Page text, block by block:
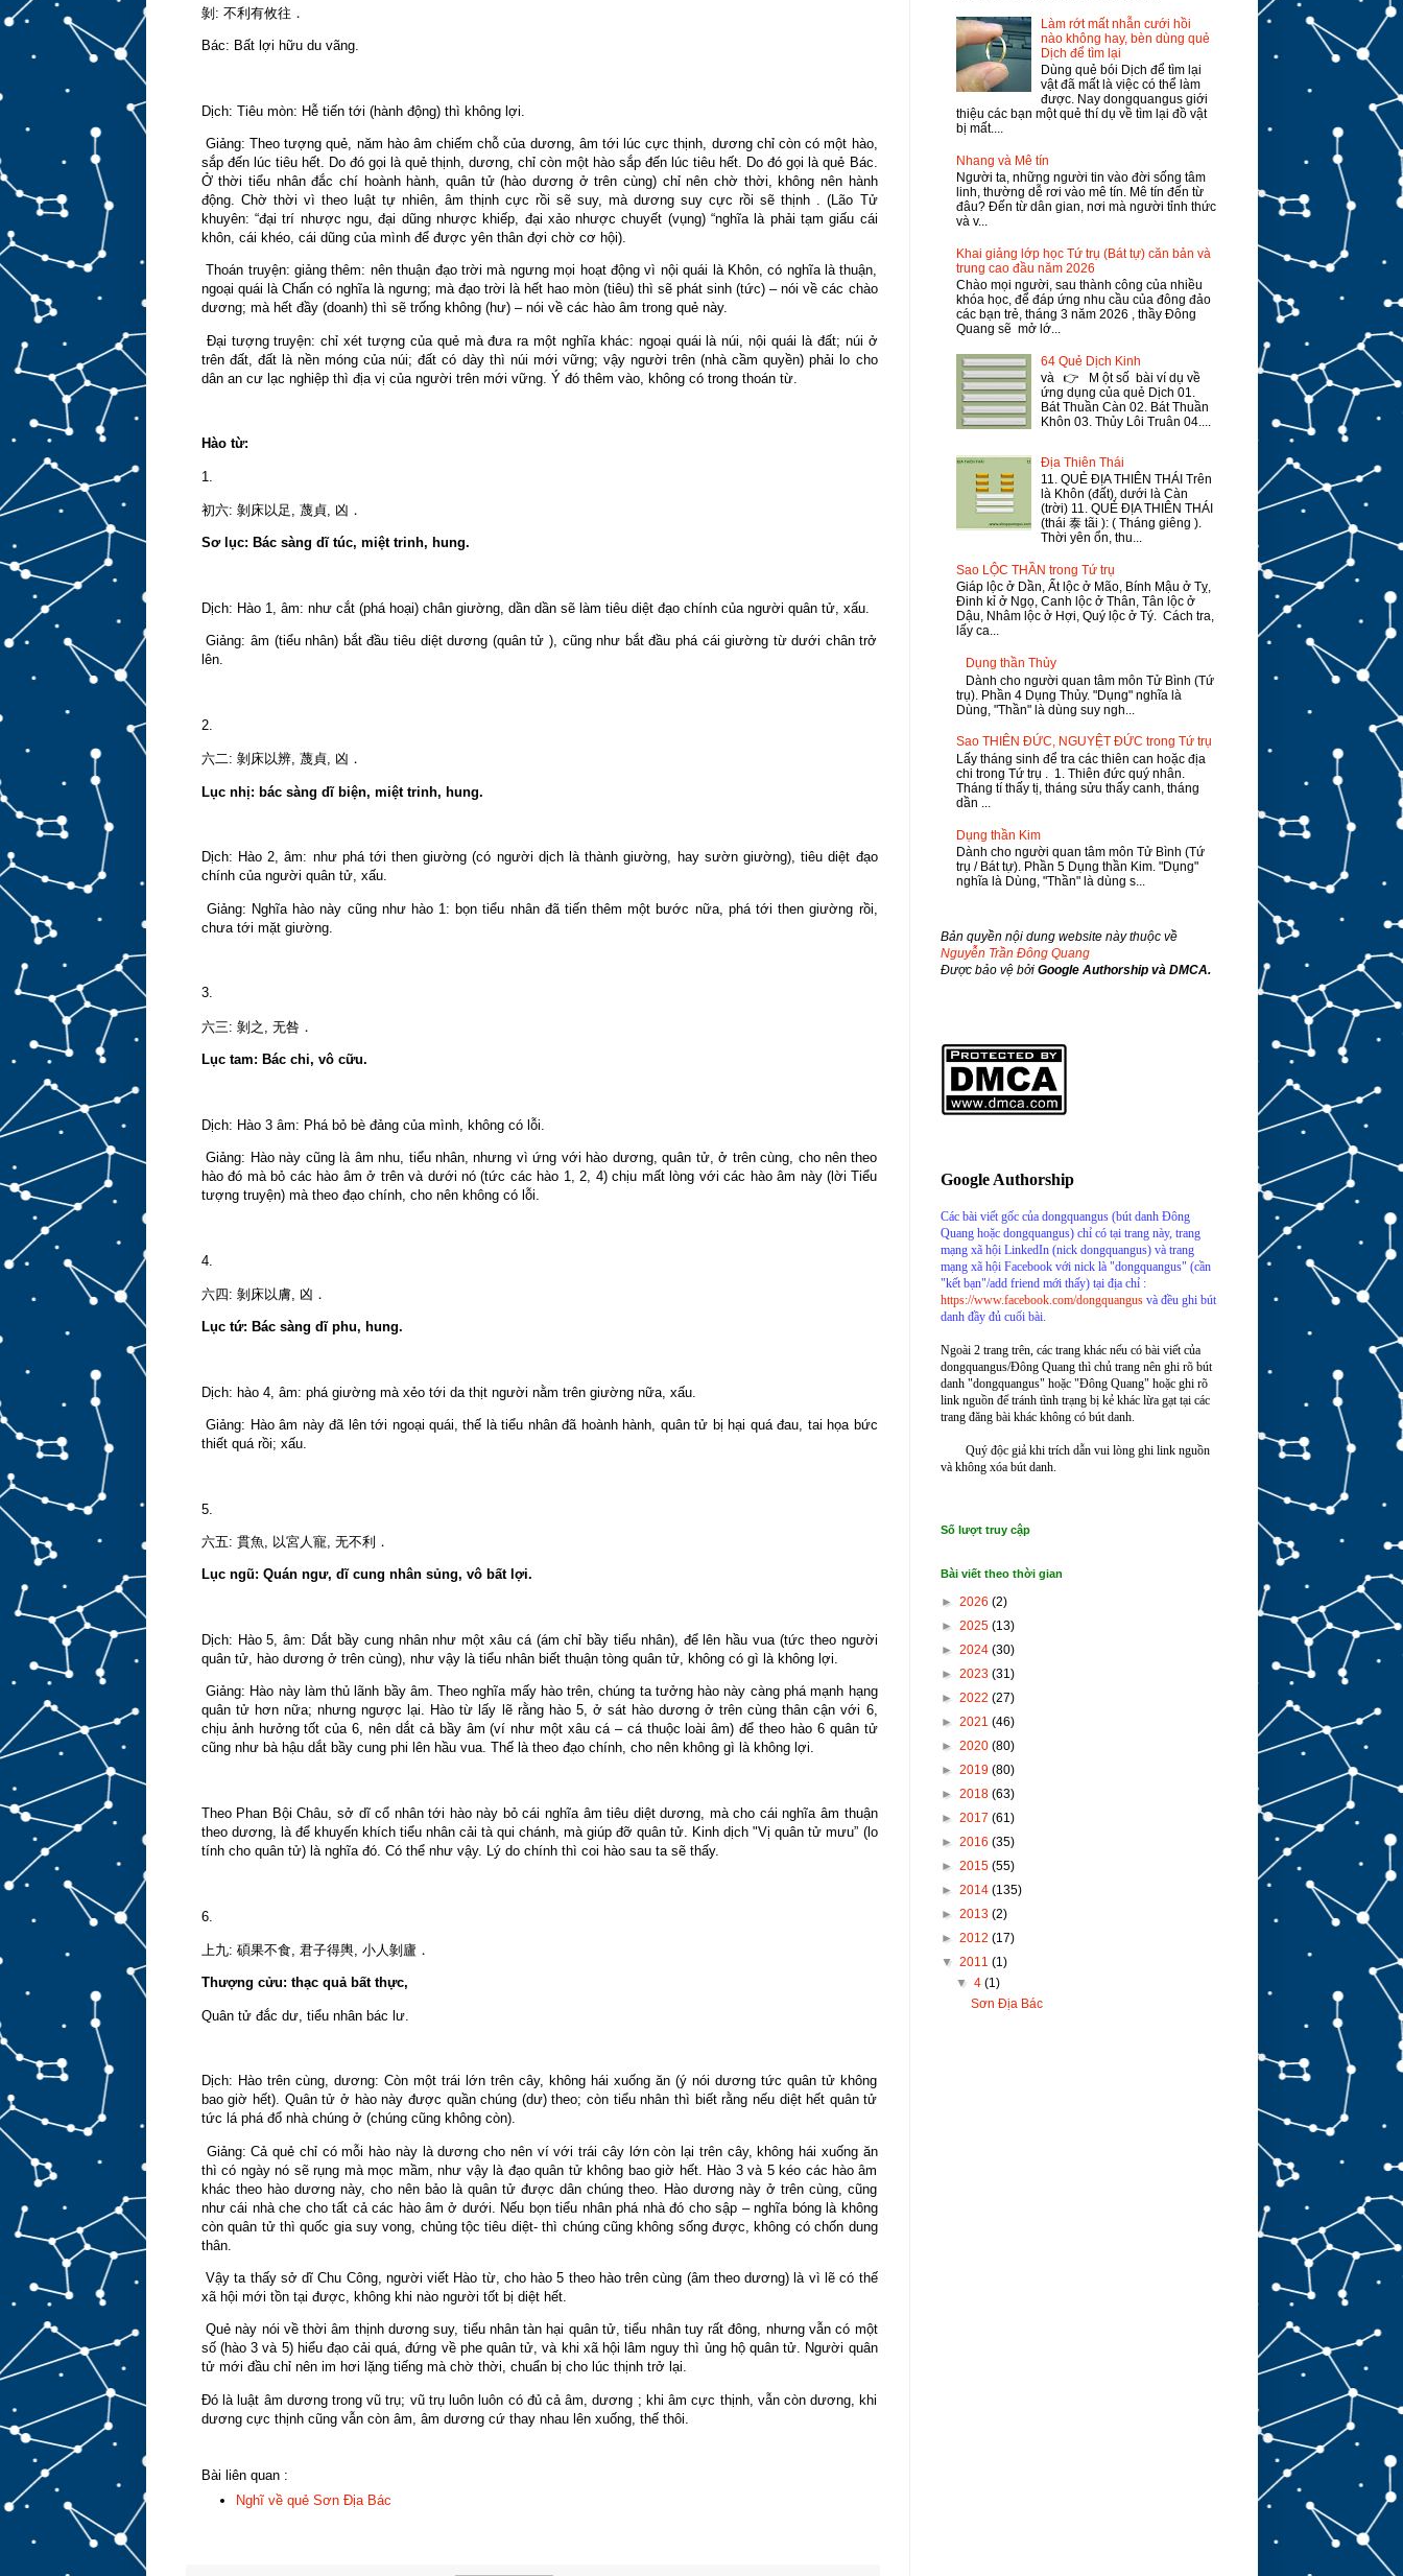
剝: 不利有攸往．
Bác: Bất lợi hữu du vãng.
Dịch: Tiêu mòn: Hễ tiến tới (hành động) thì không lợi.
Giảng: Theo tượng quẻ, năm hào âm chiếm chỗ của dương, âm tới lúc cực thịnh, dương chỉ còn có một hào,
sắp đến lúc tiêu hết. Do đó gọi là quẻ thịnh, dương, chỉ còn một hào sắp đến lúc tiêu hết. Do đó gọi là quẻ Bác.
Ở thời tiểu nhân đắc chí hoành hành, quân tử (hào dương ở trên cùng) chỉ nên chờ thời, không nên hành
động. Chờ thời vì theo luật tự nhiên, âm thịnh cực rồi sẽ suy, mà dương suy cực rồi sẽ thịnh . (Lão Tử
khuyên: “đại trí nhược ngu, đại dũng nhược khiếp, đại xảo nhược chuyết (vụng) “nghĩa là phải tạm giấu cái
khôn, cái khéo, cái dũng của mình để được yên thân đợi chờ cơ hội).
Thoán truyện: giảng thêm: nên thuận đạo trời mà ngưng mọi hoạt động vì nội quái là Khôn, có nghĩa là thuận,
ngoại quái là Chấn có nghĩa là ngưng; mà đạo trời là hết hao mòn (tiêu) thì sẽ phát sinh (tức) – nói về các chào
dương; mà hết đầy (doanh) thì sẽ trống không (hư) – nói về các hào âm trong quẻ này.
Đại tượng truyện: chỉ xét tượng của quẻ mà đưa ra một nghĩa khác: ngoại quái là núi, nội quái là đất; núi ở
trên đất, đất là nền móng của núi; đất có dày thì núi mới vững; vậy người trên (nhà cầm quyền) phải lo cho
dân an cư lạc nghiệp thì địa vị của người trên mới vững. Ý đó thêm vào, không có trong thoán từ.
Hào từ:
1.
初六: 剝床以足 蔑貞, 凶．
Sơ lục: Bác sàng dĩ túc, miệt trinh, hung.
Dịch: Hào 1, âm: như cắt (phá hoại) chân giường, dần dần sẽ làm tiêu diệt đạo chính của người quân tử, xấu.
Giảng: âm (tiểu nhân) bắt đầu tiêu diệt dương (quân tử ), cũng như bắt đầu phá cái giường từ dưới chân trở
lên.
2.
六二: 剝床以辨, 蔑貞, 凶．
Lục nhị: bác sàng dĩ biện, miệt trinh, hung.
Dịch: Hào 2, âm: như phá tới then giường (có người dịch là thành giường, hay sườn giường), tiêu diệt đạo
chính của người quân tử, xấu.
Giảng: Nghĩa hào này cũng như hào 1: bọn tiểu nhân đã tiến thêm một bước nữa, phá tới then giường rồi,
chưa tới mặt giường.
3.
六三: 剝之 无咎．
Lục tam: Bác chi, vô cữu.
Dịch: Hào 3 âm: Phá bỏ bè đảng của mình, không có lỗi.
Giảng: Hào này cũng là âm nhu, tiểu nhân, nhưng vì ứng với hào dương, quân tử, ở trên cùng, cho nên theo
hào đó mà bỏ các hào âm ở trên và dưới nó (tức các hào 1, 2, 4) chịu mất lòng với các hào âm này (lời Tiểu
tượng truyện) mà theo đạo chính, cho nên không có lỗi.
4.
六四: 剝床以膚, 凶．
Lục tứ: Bác sàng dĩ phu, hung.
Dịch: hào 4, âm: phá giường mà xẻo tới da thịt người nằm trên giường nữa, xấu.
Giảng: Hào âm này đã lên tới ngoại quái, thế là tiểu nhân đã hoành hành, quân tử bị hại quá đau, tai họa bức
thiết quá rồi; xấu.
5.
六五: 貫魚, 以宮人寵, 无不利．
Lục ngũ: Quán ngư, dĩ cung nhân sủng, vô bất lợi.
Dịch: Hào 5, âm: Dắt bầy cung nhân như một xâu cá (ám chỉ bầy tiểu nhân), để lên hầu vua (tức theo người
quân tử, hào dương ở trên cùng), như vậy là tiểu nhân biết thuận tòng quân tử, không có gì là không lợi.
Giảng: Hào này làm thủ lãnh bầy âm. Theo nghĩa mấy hào trên, chúng ta tưởng hào này càng phá mạnh hạng
quân tử hơn nữa; nhưng ngược lại. Hào từ lấy lẽ rằng hào 5, ở sát hào dương ở trên cùng thân cận với 6,
chịu ảnh hưởng tốt của 6, nên dắt cả bầy âm (ví như một xâu cá – cá thuộc loài âm) để theo hào 6 quân tử
cũng như bà hậu dắt bầy cung phi lên hầu vua. Thế là theo đạo chính, cho nên không gì là không lợi.
Theo Phan Bội Châu, sở dĩ cổ nhân tới hào này bỏ cái nghĩa âm tiêu diệt dương, mà cho cái nghĩa âm thuận
theo dương, là để khuyến khích tiểu nhân cải tà qui chánh, mà giúp đỡ quân tử. Kinh dịch "Vị quân tử mưu” (lo
tính cho quân tử) là nghĩa đó. Có thể như vậy. Lý do chính thì coi hào sau ta sẽ thấy.
6.
上九: 碩果不食, 君子得輿, 小人剝廬．
Thượng cửu: thạc quả bất thực,
Quân tử đắc dư, tiểu nhân bác lư.
Dịch: Hào trên cùng, dương: Còn một trái lớn trên cây, không hái xuống ăn (ý nói dương tức quân tử không
bao giờ hết). Quân tử ở hào này được quần chúng (dư) theo; còn tiểu nhân thì biết rằng nếu diệt hết quân tử
tức lá phá đổ nhà chúng ở (chúng cũng không còn).
Giảng: Cả quẻ chỉ có mỗi hào này là dương cho nên ví với trái cây lớn còn lại trên cây, không hái xuống ăn
thì có ngày nó sẽ rụng mà mọc mầm, như vậy là đạo quân tử không bao giờ hết. Hào 3 và 5 kéo các hào âm
khác theo hào dương này, cho nên bảo là quân tử được dân chúng theo. Hào dương này ở trên cùng, cũng
như cái nhà che cho tất cả các hào âm ở dưới. Nếu bọn tiểu nhân phá nhà đó cho sập – nghĩa bóng là không
còn quân tử thì quốc gia suy vong, chủng tộc tiêu diệt- thì chúng cũng không sống được, không có chốn dung
thân.
Vậy ta thấy sở dĩ Chu Công, người viết Hào từ, cho hào 5 theo hào trên cùng (âm theo dương) là vì lẽ có thế
xã hội mới tồn tại được, không khi nào người tốt bị diệt hết.
Quẻ này nói về thời âm thịnh dương suy, tiểu nhân tàn hại quân tử, tiểu nhân tuy rất đông, nhưng vẫn có một
số (hào 3 và 5) hiểu đạo cải quá, đứng về phe quân tử, và khi xã hội lâm nguy thì ủng hộ quân tử. Người quân
tử mới đầu chỉ nên im hơi lặng tiếng mà chờ thời, chuẩn bị cho lúc thịnh trở lại.
Đó là luật âm dương trong vũ trụ; vũ trụ luôn luôn có đủ cả âm, dương ; khi âm cực thịnh, vẫn còn dương, khi
dương cực thịnh cũng vẫn còn âm, âm dương cứ thay nhau lên xuống, thế thôi.
Bài liên quan :
Nghĩ về quẻ Sơn Địa Bác
Làm rớt mất nhẫn cưới hồi
nào không hay, bèn dùng quẻ
Dịch để tìm lại
Dùng quẻ bói Dịch để tìm lại
vật đã mất là việc có thể làm
được. Nay dongquangus giới
thiệu các bạn một quẻ thí dụ về tìm lại đồ vật
bị mất....
Nhang và Mê tín
Người ta, những người tin vào đời sống tâm
linh, thường dễ rơi vào mê tín. Mê tín đến từ
đâu? Đến từ dân gian, nơi mà người tỉnh thức
và v...
Khai giảng lớp học Tứ trụ (Bát tự) căn bản và
trung cao đầu năm 2026
Chào mọi người, sau thành công của nhiều
khóa học, để đáp ứng nhu cầu của đông đảo
các bạn trẻ, tháng 3 năm 2026 , thầy Đông
Quang sẽ mở lớ...
64 Quẻ Dịch Kinh
và 👉 M ột số bài ví dụ về
ứng dụng của quẻ Dịch 01.
Bát Thuần Càn 02. Bát Thuần
Khôn 03. Thủy Lôi Truân 04....
Địa Thiên Thái
11. QUẺ ĐỊA THIÊN THÁI Trên
là Khôn (đất), dưới là Càn
(trời) 11. QUẺ ĐỊA THIÊN THÁI
(thái 泰 tãi ): ( Tháng giêng ).
Thời yên ổn, thu...
Sao LỘC THẦN trong Tứ trụ
Giáp lộc ở Dần, Ất lộc ở Mão, Bính Mậu ở Tỵ,
Đinh kỉ ở Ngọ, Canh lộc ở Thân, Tân lộc ở
Dậu, Nhâm lộc ở Hợi, Quý lộc ở Tý. Cách tra,
lấy ca...
Dụng thần Thủy
Dành cho người quan tâm môn Tử Bình (Tứ
trụ). Phần 4 Dụng Thủy. "Dụng" nghĩa là
Dùng, "Thần" là dùng suy ngh...
Sao THIÊN ĐỨC, NGUYỆT ĐỨC trong Tứ trụ
Lấy tháng sinh để tra các thiên can hoặc địa
chi trong Tứ trụ . 1. Thiên đức quý nhân.
Tháng tí thấy tị, tháng sửu thấy canh, tháng
dần ...
Dụng thần Kim
Dành cho người quan tâm môn Tử Bình (Tứ
trụ / Bát tự). Phần 5 Dụng thần Kim. "Dụng"
nghĩa là Dùng, "Thần" là dùng s...
Bản quyền nội dung website này thuộc về
Nguyễn Trần Đông Quang
Được bảo vệ bởi Google Authorship và DMCA.
Google Authorship
Các bài viết gốc của dongquangus (bút danh Đông
Quang hoặc dongquangus) chỉ có tại trang này, trang
mạng xã hội LinkedIn (nick dongquangus) và trang
mạng xã hội Facebook với nick là "dongquangus" (cần
"kết bạn"/add friend mới thấy) tạiđịa chỉ :
https://www.facebook.com/dongquangus và đều ghi bút
danh đầy đủ cuối bài.
Ngoài 2 trang trên, các trang khác nếu có bài viết của
dongquangus/Đông Quang thì chủ trang nên ghi rõ bút
danh "dongquangus" hoặc "Đông Quang" hoặc ghi rõ
link nguồn để tránh tình trạng bị kẻ khác lừa gạt tại các
trang đăng bài khác không có bút danh.
Quý độc giả khi trích dẫn vui lòng ghi link nguồn
và không xóa bút danh.
Số lượt truy cập
Bài viết theo thời gian
► 2026 (2)
► 2025 (13)
► 2024 (30)
► 2023 (31)
► 2022 (27)
► 2021 (46)
► 2020 (80)
► 2019 (80)
► 2018 (63)
► 2017 (61)
► 2016 (35)
► 2015 (55)
► 2014 (135)
► 2013 (2)
► 2012 (17)
▼ 2011 (1)
▼ 4 (1)
Sơn Địa Bác